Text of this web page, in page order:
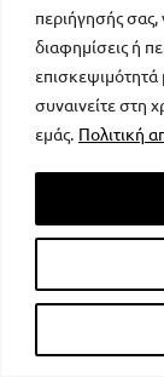
περιήγησής
διαφημίσεις ή
συναινείτε στη
εμάς. Πολιτική
All rights